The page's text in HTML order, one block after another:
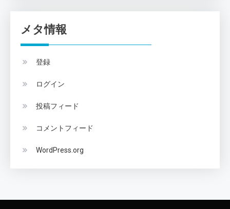
メタ情報
登録
ログイン
投稿フィード
コメントフィード
WordPress.org